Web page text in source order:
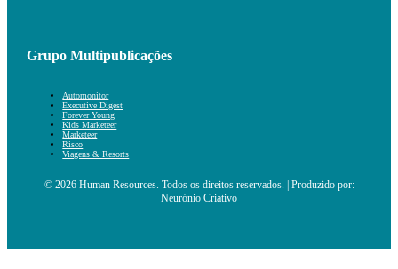
Grupo Multipublicações
Automonitor
Executive Digest
Forever Young
Kids Marketeer
Marketeer
Risco
Viagens & Resorts
© 2026 Human Resources. Todos os direitos reservados. | Produzido por:
Neurónio Criativo